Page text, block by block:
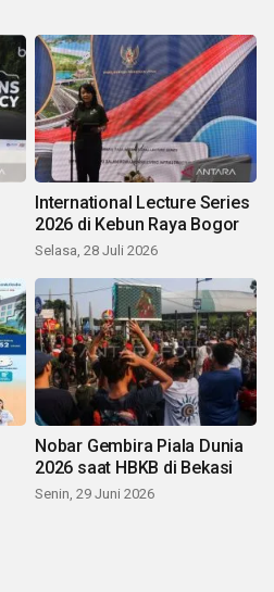
International Lecture Series
2026 di Kebun Raya Bogor
Selasa, 28 Juli 2026
Nobar Gembira Piala Dunia
2026 saat HBKB di Bekasi
Senin, 29 Juni 2026